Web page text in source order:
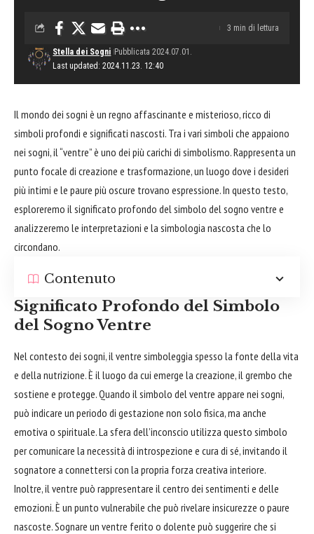
Last updated: 2024.11.23. 12:40
Stella dei Sogni Pubblicata 2024.07.01.
3 min di lettura
Il mondo dei sogni è un regno affascinante e misterioso, ricco di
simboli profondi e significati nascosti. Tra i vari simboli che appaiono
nei sogni, il “ventre” è uno dei più carichi di simbolismo. Rappresenta un
punto focale di creazione e trasformazione, un luogo dove i desideri
più intimi e le paure più oscure trovano espressione. In questo testo,
esploreremo il significato profondo del simbolo del sogno ventre e
analizzeremo le interpretazioni e la simbologia nascosta che lo
circondano.
Contenuto
Significato Profondo del Simbolo
del Sogno Ventre
Nel contesto dei sogni, il ventre simboleggia spesso la fonte della vita
e della nutrizione. È il luogo da cui emerge la creazione, il grembo che
sostiene e protegge. Quando il simbolo del ventre appare nei sogni,
può indicare un periodo di gestazione non solo fisica, ma anche
emotiva o spirituale. La sfera dell’inconscio utilizza questo simbolo
per comunicare la necessità di introspezione e cura di sé, invitando il
sognatore a connettersi con la propria forza creativa interiore.
Inoltre, il ventre può rappresentare il centro dei sentimenti e delle
emozioni. È un punto vulnerabile che può rivelare insicurezze o paure
nascoste. Sognare un ventre ferito o dolente può suggerire che si